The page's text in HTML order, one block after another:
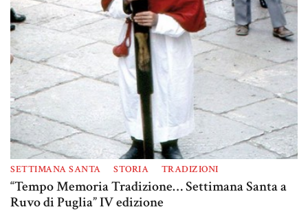
SETTIMANA SANTA STORIA TRADIZIONI
“Tempo Memoria Tradizione… Settimana Santa a
Ruvo di Puglia” IV edizione